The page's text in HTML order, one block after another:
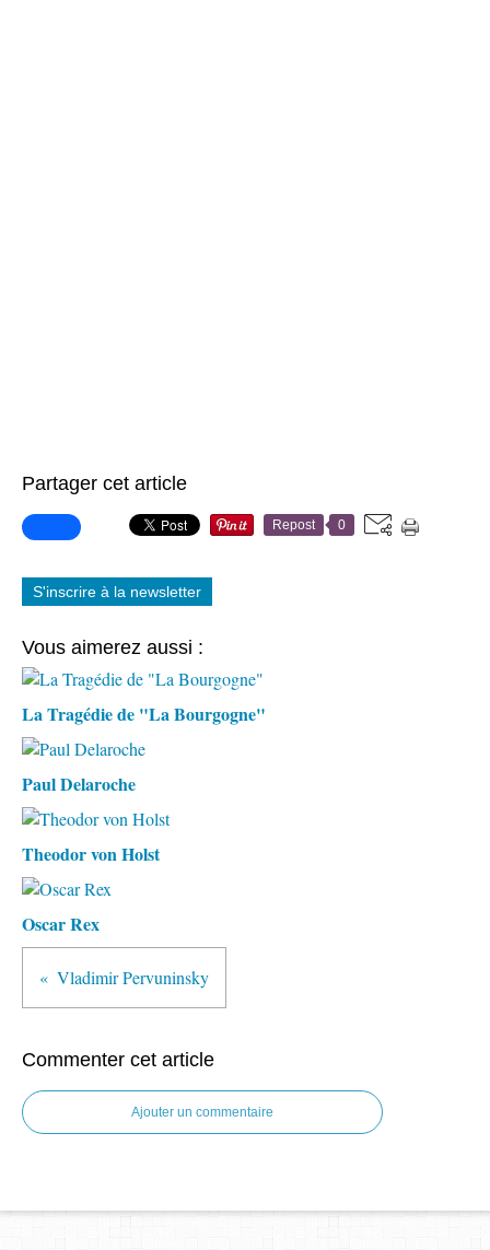
Partager cet article
Repost 0
S'inscrire à la newsletter
Vous aimerez aussi :
La Tragédie de "La Bourgogne"
Paul Delaroche
Theodor von Holst
Oscar Rex
Vladimir Pervuninsky
Commenter cet article
Ajouter un commentaire